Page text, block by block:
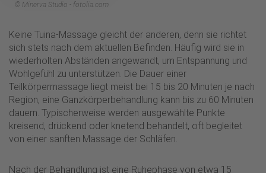
© Minerva Studio - fotolia.com
Keine Tuina-Massage gleicht der anderen, denn sie richtet
sich stets nach dem aktuellen Befinden. Häufig wird sie in
wiederholten Abständen angewandt, um Entspannung und
Wohlgefühl zu unterstützen. Die Dauer einer
Teilkörpermassage liegt meist bei 15 bis 20 Minuten je nach
Region, eine Ganzkörperbehandlung kann bis zu 60 Minuten
dauern. Typischerweise werden ausgewählte Punkte
kreisend, drückend oder knetend behandelt, oft begleitet
von einer sanften Massage der Schläfen.
Nach der Behandlung ist eine Ruhephase von etwa 15